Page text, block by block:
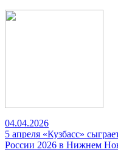
04.04.2026
5 апреля «Кузбасс»
России 2026 в Нижнем